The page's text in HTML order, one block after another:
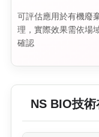
可評估應用於有機廢
理，實際效果需依場
確認
NS BIO技